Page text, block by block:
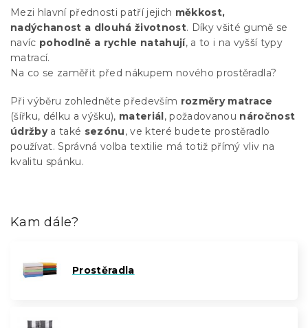
Mezi hlavní přednosti patří jejich měkkost,
nadýchanost a dlouhá životnost. Díky všité gumě se
navíc pohodlně a rychle natahují, a to i na vyšší typy
matrací.
Na co se zaměřit před nákupem nového prostěradla?
Při výběru zohledněte především rozměry matrace
(šířku, délku a výšku), materiál, požadovanou náročnost
údržbya také sezónu, ve které budete prostěradlo
používat. Správná volba textilie má totiž přímý vliv na
kvalitu spánku.
Kam dále?
Prostěradla